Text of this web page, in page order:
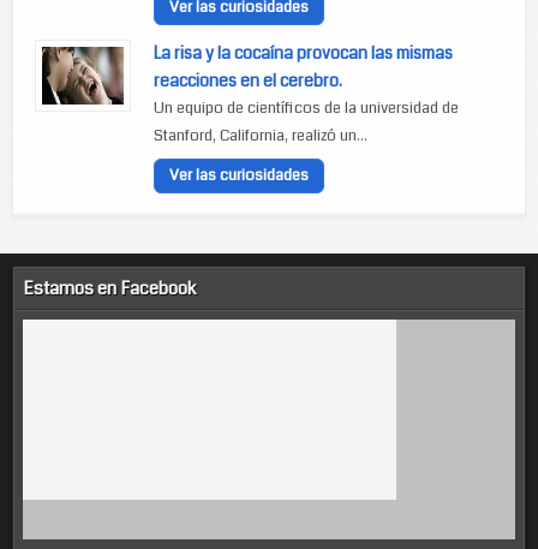
Ver las curiosidades
La risa y la cocaína provocan las mismas
reacciones en el cerebro.
Un equipo de científicos de la universidad de
Stanford, California, realizó un...
Ver las curiosidades
Estamos en Facebook